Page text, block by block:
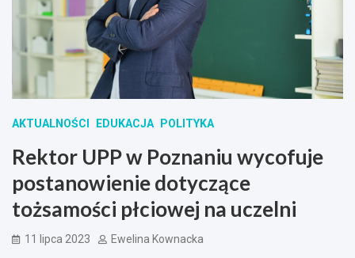
AKTUALNOŚCI EDUKACJA POLITYKA
Rektor UPP w Poznaniu wycofuje
postanowienie dotyczące
tożsamości płciowej na uczelni
11 lipca 2023 Ewelina Kownacka